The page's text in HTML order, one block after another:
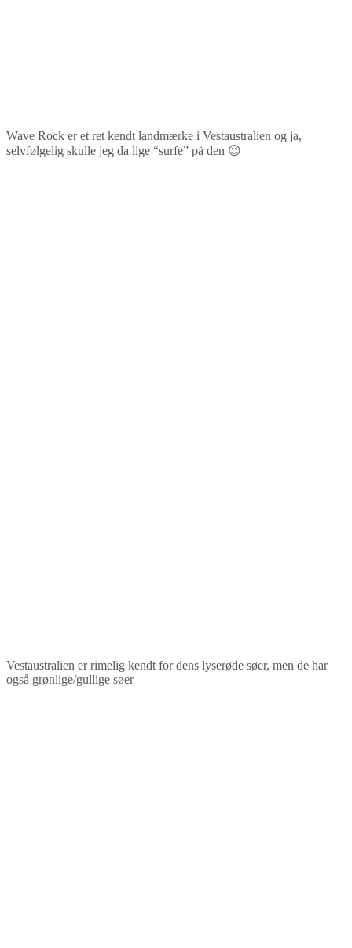
Wave Rock er et ret kendt landmærke i Vestaustralien og ja,
selvfølgelig skulle jeg da lige “surfe” på den 😉
Vestaustralien er rimelig kendt for dens lyserøde søer, men de har
også grønlige/gullige søer